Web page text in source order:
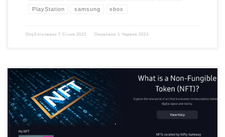
PlayStation samsung xbox
Опубліковано 7 Січня 2022 Оновлено 1 Червня 2023
Розглядати свої NFT токени на екрані смартфона чи ноутбука – це
нормально, але чому б не нагадати всім, хто відвідує ваш будинок,
про гроші, які ви витратили на NFT у цифровому мистецтві,